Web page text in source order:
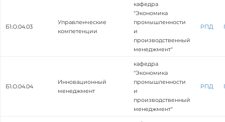
Б1.О.04.03
Управленческие
компетенции
кафедра
"Экономика
промышленности
и
производственный
менеджмент"
РПД
Б1.О.04.04
Инновационный
менеджмент
кафедра
"Экономика
промышленности
и
производственный
менеджмент"
РПД